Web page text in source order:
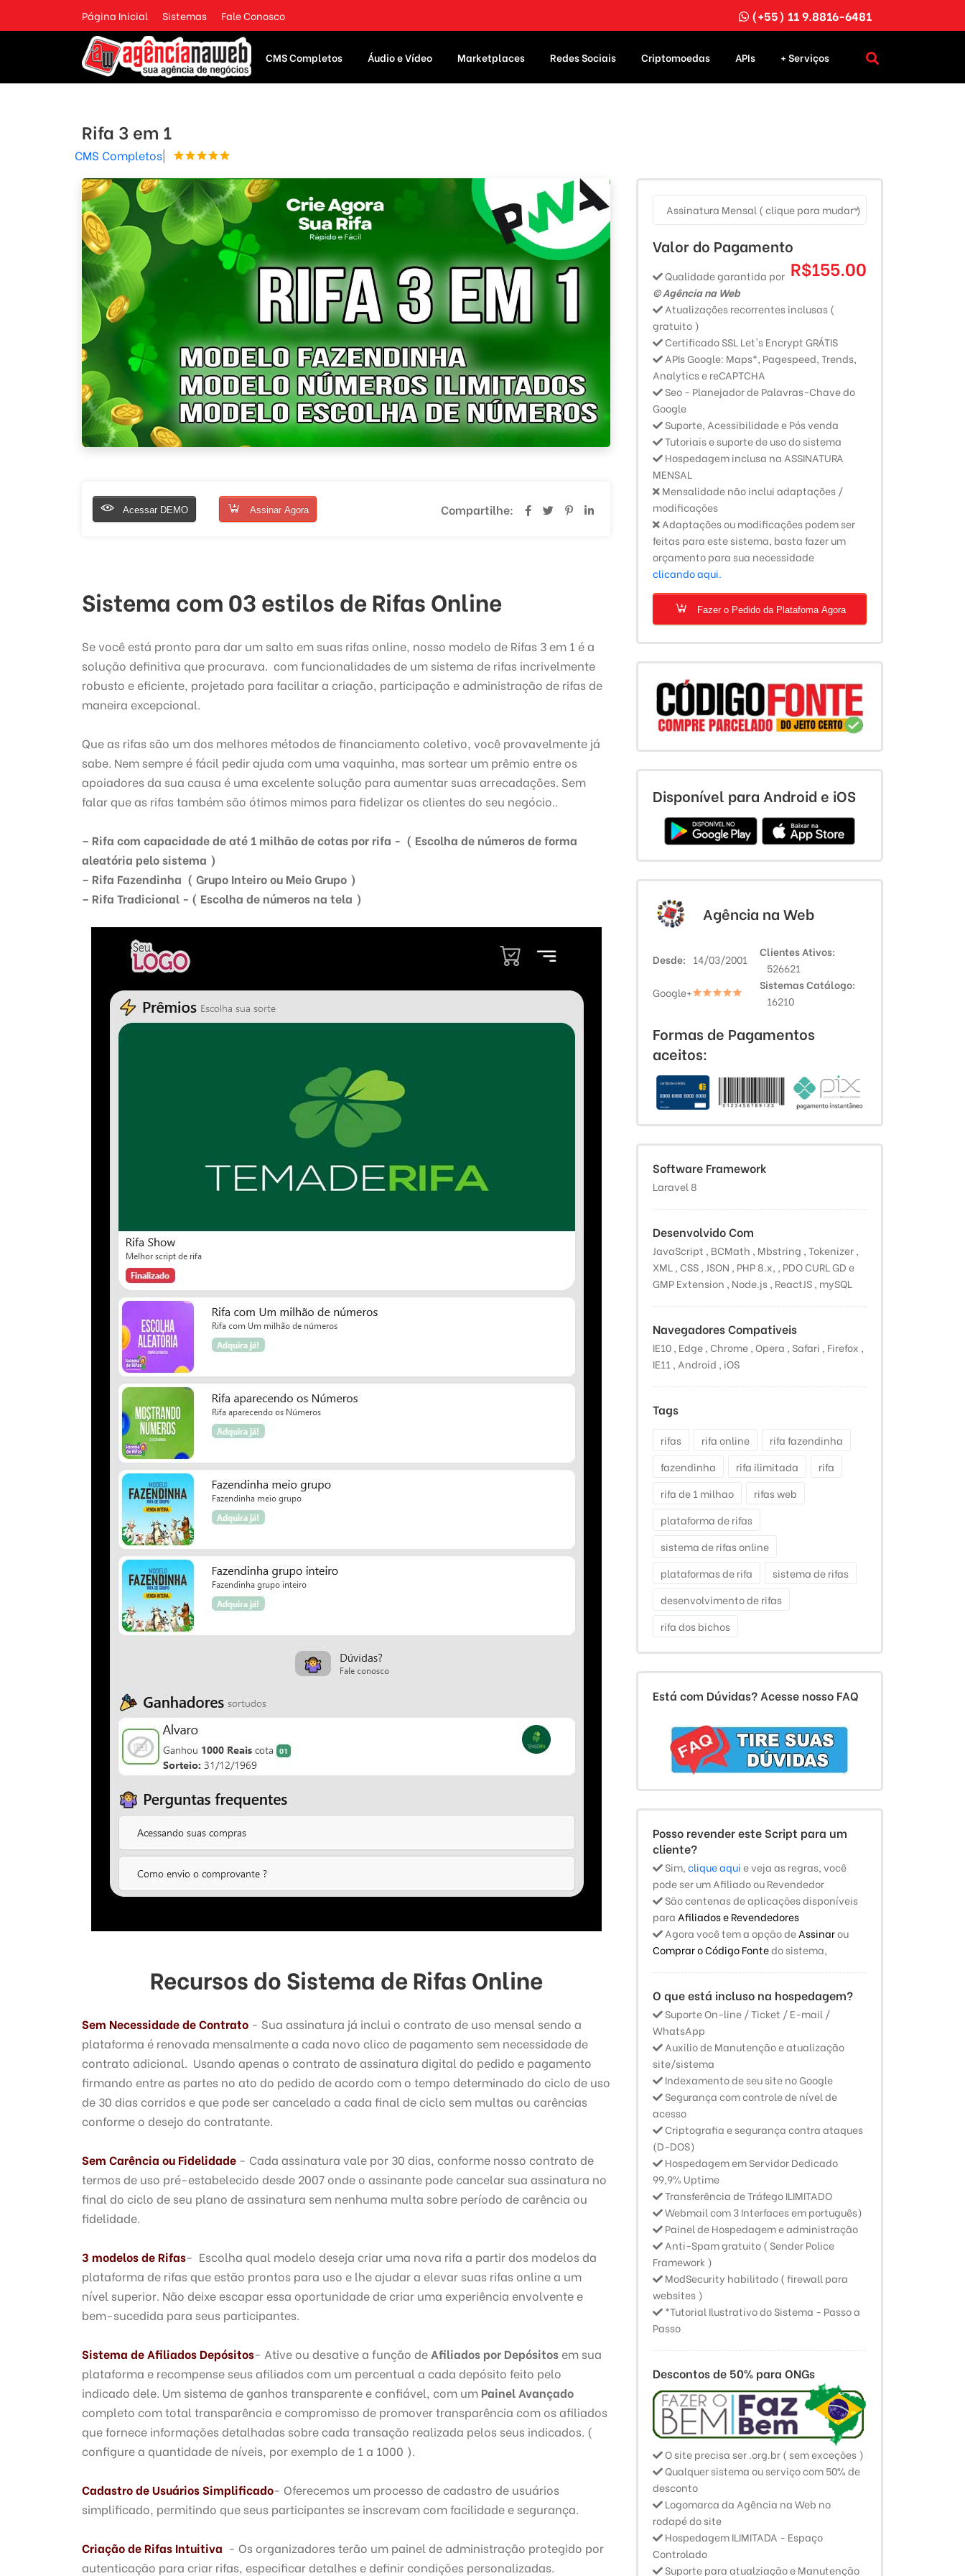
Página Inicial Sistemas Fale Conosco (+55) 11 9.8816-6481
CMS Completos Áudio e Vídeo Marketplaces Redes Sociais Criptomoedas APIs + Serviços
Rifa 3 em 1
CMS Completos|
Acessar DEMO Assinar Agora Compartilhe:
Sistema com 03 estilos de Rifas Online
Se você está pronto para dar um salto em suas rifas online, nosso modelo de Rifas 3 em 1 é a
solução definitiva que procurava. com funcionalidades de um sistema de rifas incrivelmente
robusto e eficiente, projetado para facilitar a criação, participação e administração de rifas de
maneira excepcional.
Que as rifas são um dos melhores métodos de financiamento coletivo, você provavelmente já
sabe. Nem sempre é fácil pedir ajuda com uma vaquinha, mas sortear um prêmio entre os
apoiadores da sua causa é uma excelente solução para aumentar suas arrecadações. Sem
falar que as rifas também são ótimos mimos para fidelizar os clientes do seu negócio..
– Rifa com capacidade de até 1 milhão de cotas por rifa - ( Escolha de números de forma
aleatória pelo sistema )
– Rifa Fazendinha ( Grupo Inteiro ou Meio Grupo )
– Rifa Tradicional - ( Escolha de números na tela )
Recursos do Sistema de Rifas Online
Sem Necessidade de Contrato - Sua assinatura já inclui o contrato de uso mensal sendo a
plataforma é renovada mensalmente a cada novo clico de pagamento sem necessidade de
contrato adicional. Usando apenas o contrato de assinatura digital do pedido e pagamento
firmando entre as partes no ato do pedido de acordo com o tempo determinado do ciclo de uso
de 30 dias corridos e que pode ser cancelado a cada final de ciclo sem multas ou carências
conforme o desejo do contratante.
Sem Carência ou Fidelidade - Cada assinatura vale por 30 dias, conforme nosso contrato de
termos de uso pré-estabelecido desde 2007 onde o assinante pode cancelar sua assinatura no
final do ciclo de seu plano de assinatura sem nenhuma multa sobre período de carência ou
fidelidade.
3 modelos de Rifas- Escolha qual modelo deseja criar uma nova rifa a partir dos modelos da
plataforma de rifas que estão prontos para uso e lhe ajudar a elevar suas rifas online a um
nível superior. Não deixe escapar essa oportunidade de criar uma experiência envolvente e
bem-sucedida para seus participantes.
Sistema de Afiliados Depósitos- Ative ou desative a função de Afiliados por Depósitos em sua
plataforma e recompense seus afiliados com um percentual a cada depósito feito pelo
indicado dele. Um sistema de ganhos transparente e confiável, com um Painel Avançado
completo com total transparência e compromisso de promover transparência com os afiliados
que fornece informações detalhadas sobre cada transação realizada pelos seus indicados. (
configure a quantidade de níveis, por exemplo de 1 a 1000 ).
Cadastro de Usuários Simplificado- Oferecemos um processo de cadastro de usuários
simplificado, permitindo que seus participantes se inscrevam com facilidade e segurança.
Criação de Rifas Intuitiva - Os organizadores terão um painel de administração protegido por
autenticação para criar rifas, especificar detalhes e definir condições personalizadas.
Assinatura Mensal ( clique para mudar )
Valor do Pagamento
R$155.00
Qualidade garantida por
© Agência na Web
Atualizações recorrentes inclusas (
gratuito )
Certificado SSL Let's Encrypt GRÁTIS
APIs Google: Maps*, Pagespeed, Trends,
Analytics e reCAPTCHA
Seo - Planejador de Palavras-Chave do
Google
Suporte, Acessibilidade e Pós venda
Tutoriais e suporte de uso do sistema
Hospedagem inclusa na ASSINATURA
MENSAL
Mensalidade não inclui adaptações /
modificações
Adaptações ou modificações podem ser
feitas para este sistema, basta fazer um
orçamento para sua necessidade
clicando aqui.
Fazer o Pedido da Platafoma Agora
Disponível para Android e iOS
Agência na Web
Desde 14/03/2001
Clientes Ativos
526621
Google+
Sistemas Catálogo
16210
Formas de Pagamentos
aceitos:
Software Framework
Laravel 8
Desenvolvido Com
JavaScript , BCMath , Mbstring , Tokenizer ,
XML , CSS , JSON , PHP 8.x, , PDO CURL GD e
GMP Extension , Node.js , ReactJS , mySQL
Navegadores Compativeis
IE10 , Edge , Chrome , Opera , Safari , Firefox ,
IE11 , Android , iOS
Tags
rifas rifa online
rifa fazendinha
fazendinha
rifa ilimitada
rifa
rifa de 1 milhao
rifas web
plataforma de rifas
sistema de rifas online
plataformas de rifa
sistema de rifas
desenvolvimento de rifas
rifa dos bichos
Está com Dúvidas? Acesse nosso FAQ
Posso revender este Script para um
cliente?
Sim,clique aquie veja as regras, você
pode ser um Afiliado ou Revendedor
São centenas de aplicações disponíveis
para Afiliados e Revendedores
Agora você tem a opção deAssinarou
Comprar o Código Fontedo sistema,
O que está incluso na hospedagem?
Suporte On-line / Ticket / E-mail /
WhatsApp
Auxilio de Manutenção e atualização
site/sistema
Indexamento de seu site no Google
Segurança com controle de nível de
acesso
Criptografia e segurança contra ataques
(D-DOS)
Hospedagem em Servidor Dedicado
99,9% Uptime
Transferência de Tráfego ILIMITADO
Webmail com 3 Interfaces em português)
Painel de Hospedagem e administração
Anti-Spam gratuito ( Sender Police
Framework )
ModSecurity habilitado ( firewall para
websites )
*Tutorial Ilustrativo do Sistema - Passo a
Passo
Descontos de 50% para ONGs
O site precisa ser .org.br ( sem exceções )
Qualquer sistema ou serviço com 50% de
desconto
Logomarca da Agência na Web no
rodapé do site
Hospedagem ILIMITADA - Espaço
Controlado
Suporte para atualziação e Manutenção